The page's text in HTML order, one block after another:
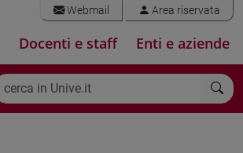
Webmail Area riservata
Docenti e staff Enti e aziende